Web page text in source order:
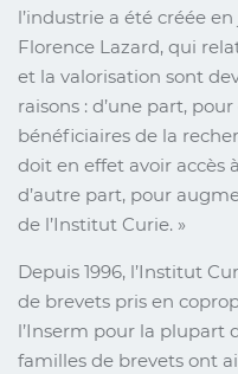
l’industrie a été créée
Florence Lazard, qui
et la valorisation sont
raisons : d’une part,
bénéficiaires de la
doit en effet avoir accès
d’autre part, pour
de l’Institut Curie. »
Depuis 1996, l’Institut
de brevets pris en
l’Inserm pour la plupart
familles de brevets ont